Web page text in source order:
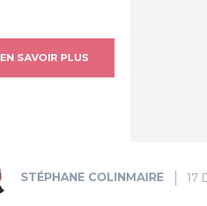
EN SAVOIR PLUS
STÉPHANE COLINMAIRE 17